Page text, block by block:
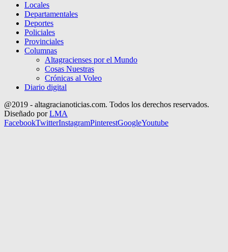
Locales
Departamentales
Deportes
Policiales
Provinciales
Columnas
Altagracienses por el Mundo
Cosas Nuestras
Crónicas al Voleo
Diario digital
@2019 - altagracianoticias.com. Todos los derechos reservados.
Diseñado porLMA
FacebookTwitterInstagramPinterestGoogleYoutube